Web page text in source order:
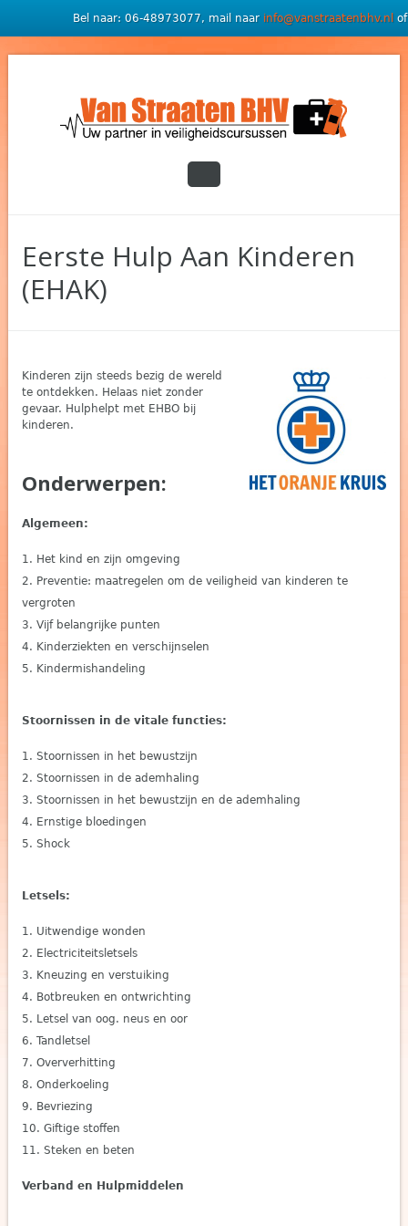
Eerste Hulp Aan Kinderen
(EHAK)
Kinderen zijn steeds bezig de wereld
te ontdekken. Helaas niet zonder
gevaar. Hulphelpt met EHBO bij
kinderen.
Onderwerpen:
Algemeen:
Het kind en zijn omgeving
Preventie: maatregelen om de veiligheid van kinderen te
vergroten
Vijf belangrijke punten
Kinderziekten en verschijnselen
Kindermishandeling
Stoornissen in de vitale functies:
Stoornissen in het bewustzijn
Stoornissen in de ademhaling
Stoornissen in het bewustzijn en de ademhaling
Ernstige bloedingen
Shock
Letsels:
Uitwendige wonden
Electriciteitsletsels
Kneuzing en verstuiking
Botbreuken en ontwrichting
Letsel van oog. neus en oor
Tandletsel
Oververhitting
Onderkoeling
Bevriezing
Giftige stoffen
Steken en beten
Verband en Hulpmiddelen
Bel naar: 06-48973077, mail naar info@vanstraatenbhv.nl of